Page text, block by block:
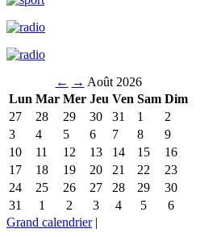
← → Août 2026
Lun Mar Mer Jeu Ven Sam Dim
27
28 29 30 31 1
2
3
4 5 6 7 8
9
10
11 12 13 14 15
16
17
18 19 20 21 22
23
24
25 26 27 28 29
30
31
1 2 3 4 5
6
Grand calendrier|